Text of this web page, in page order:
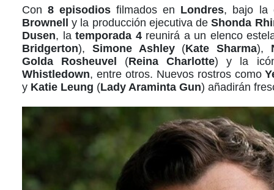
Con8 episodios filmados en Londres, bajo la
Brownell y la producción ejecutiva deShonda
Dusen, la temporada 4reunirá a un elenco
Bridgerton), Simone Ashley(Kate Sharma),
Golda Rosheuvel (Reina Charlotte) y la
Whistledown, entre otros. Nuevos rostros como
y Katie Leung (Lady Araminta Gun) añadirán